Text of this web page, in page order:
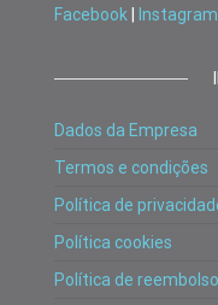
Facebook
Instagram
Dados da Empresa
Termos e condições
Política de
Política cookies
Política de